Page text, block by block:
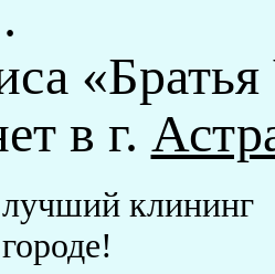
в г.
клининг
в нашем обучающем
компании "Братья Чистовы".
и химический